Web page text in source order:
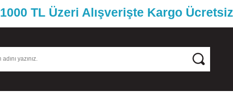
1000 TL Üzeri Alışverişte Kargo Ücretsiz